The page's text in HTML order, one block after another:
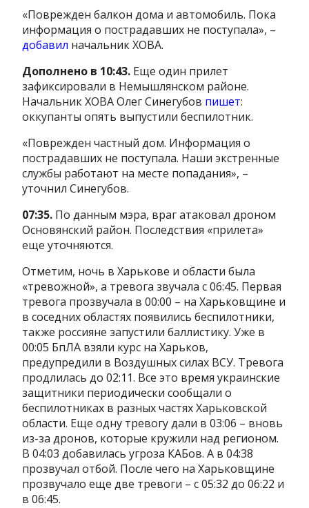
«Поврежден балкон дома и автомобиль. Пока
информация о пострадавших не поступала», –
добавил начальник ХОВА.
Дополнено в 10:43. Еще один прилет
зафиксировали в Немышлянском районе.
Начальник ХОВА Олег Синегубов пишет:
оккупанты опять выпустили беспилотник.
«Поврежден частный дом. Информация о
пострадавших не поступала. Наши экстренные
службы работают на месте попадания», –
уточнил Синегубов.
07:35. По данным мэра, враг атаковал дроном
Основянский район. Последствия «прилета»
еще уточняются.
Отметим, ночь в Харькове и области была
«тревожной», а тревога звучала с 06:45. Первая
тревога прозвучала в 00:00 – на Харьковщине и
в соседних областях появились беспилотники,
также россияне запустили баллистику. Уже в
00:05 БпЛА взяли курс на Харьков,
предупредили в Воздушных силах ВСУ. Тревога
продлилась до 02:11. Все это время украинские
защитники периодически сообщали о
беспилотниках в разных частях Харьковской
области. Еще одну тревогу дали в 03:06 – вновь
из-за дронов, которые кружили над регионом.
В 04:03 добавилась угроза КАБов. А в 04:38
прозвучал отбой. После чего на Харьковщине
прозвучало еще две тревоги – с 05:32 до 06:22 и
в 06:45.